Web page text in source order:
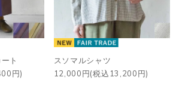
ト
円)
スソマルシャツ
12,000円(税込13,200円)